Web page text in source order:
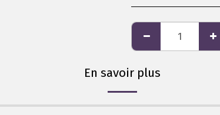
En savoir plus